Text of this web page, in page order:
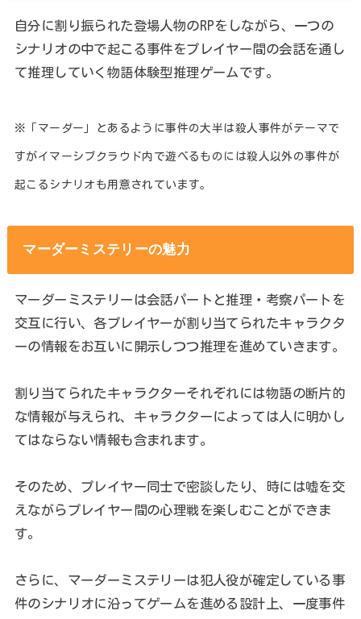
自分に割り振られた登場人物のRPをしながら、一つの
シナリオの中で起こる事件をプレイヤー間の会話を通し
て推理していく物語体験型推理ゲームです。
※「マーダー」とあるように事件の大半は殺人事件がテーマで
すがイマーシブクラウド内で遊べるものには殺人以外の事件が
起こるシナリオも用意されています。
マーダーミステリーの魅力
マーダーミステリーは会話パートと推理・考察パートを
交互に行い、各プレイヤーが割り当てられたキャラクタ
ーの情報をお互いに開示しつつ推理を進めていきます。
割り当てられたキャラクターそれぞれには物語の断片的
な情報が与えられ、キャラクターによっては人に明かし
てはならない情報も含まれます。
そのため、プレイヤー同士で密談したり、時には嘘を交
えながらプレイヤー間の心理戦を楽しむことができま
す。
さらに、マーダーミステリーは犯人役が確定している事
件のシナリオに沿ってゲームを進める設計上、一度事件